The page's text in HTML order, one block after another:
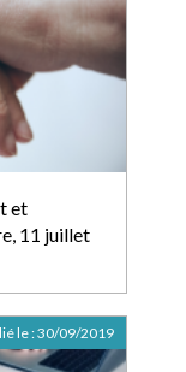
et
11 juillet
le :30/09/2019